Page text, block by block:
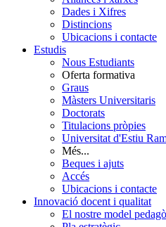
Dades i Xifres
Distincions
Ubicacions i contacte
Estudis
Nous Estudiants
Oferta formativa
Graus
Màsters Universitaris
Doctorats
Titulacions pròpies
Universitat d'Estiu
Més...
Beques i ajuts
Accés
Ubicacions i contacte
Innovació docent i qualitat
El nostre model